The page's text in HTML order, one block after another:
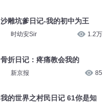
沙雕坑爹日记-我的初中为王
时幼安Sir 1.2万
​骨折日记：疼痛教会我的
新京报 85
我的世界之村民日记 61你是知